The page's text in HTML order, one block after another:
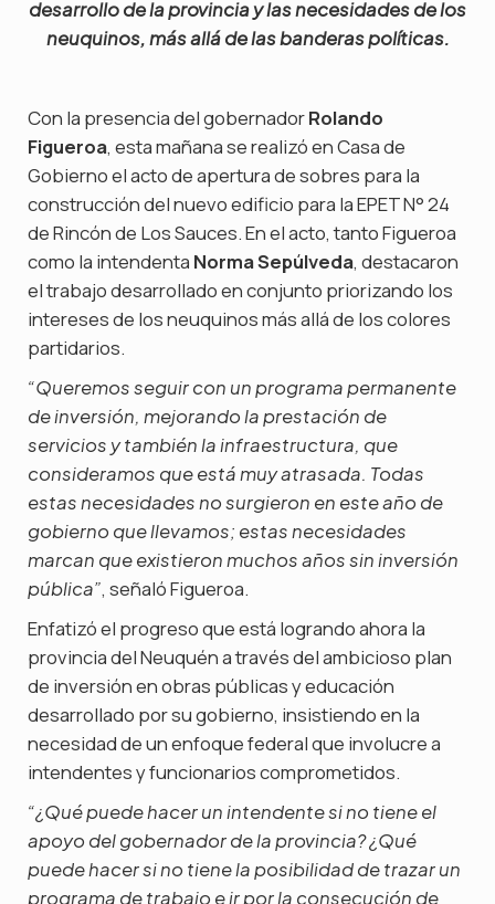
desarrollo de la provincia y las necesidades de los
neuquinos, más allá de las banderas políticas.
Con la presencia del gobernadorRolando
Figueroa, esta mañana se realizó en Casa de
Gobierno el acto de apertura de sobres para la
construcción del nuevo edificio para la EPET N° 24
de Rincón de Los Sauces. En el acto, tanto Figueroa
como la intendenta Norma Sepúlveda, destacaron
el trabajo desarrollado en conjunto priorizando los
intereses de los neuquinos más allá de los colores
partidarios.
“Queremos seguir con un programa permanente
de inversión, mejorando la prestación de
servicios y también la infraestructura, que
consideramos que está muy atrasada. Todas
estas necesidades no surgieron en este año de
gobierno que llevamos; estas necesidades
marcan que existieron muchos años sin inversión
pública”, señaló Figueroa.
Enfatizó el progreso que está logrando ahora la
provincia del Neuquén a través del ambicioso plan
de inversión en obras públicas y educación
desarrollado por su gobierno, insistiendo en la
necesidad de un enfoque federal que involucre a
intendentes y funcionarios comprometidos.
“¿Qué puede hacer un intendente si no tiene el
apoyo del gobernador de la provincia? ¿Qué
puede hacer si no tiene la posibilidad de trazar un
programa de trabajo e ir por la consecución de